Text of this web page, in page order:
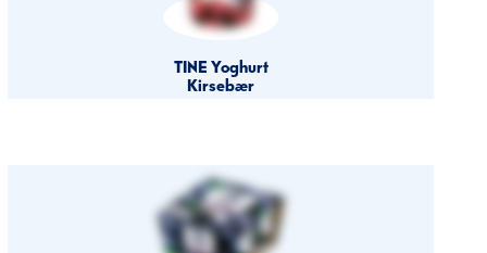
TINE Yoghurt
Kirsebær